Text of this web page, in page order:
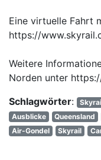
Eine virtuelle Fahrt
https://
Weitere
Norden unter
Schlagwörter:
Ausblicke
Queensland
Air-Gondel
Skyrail